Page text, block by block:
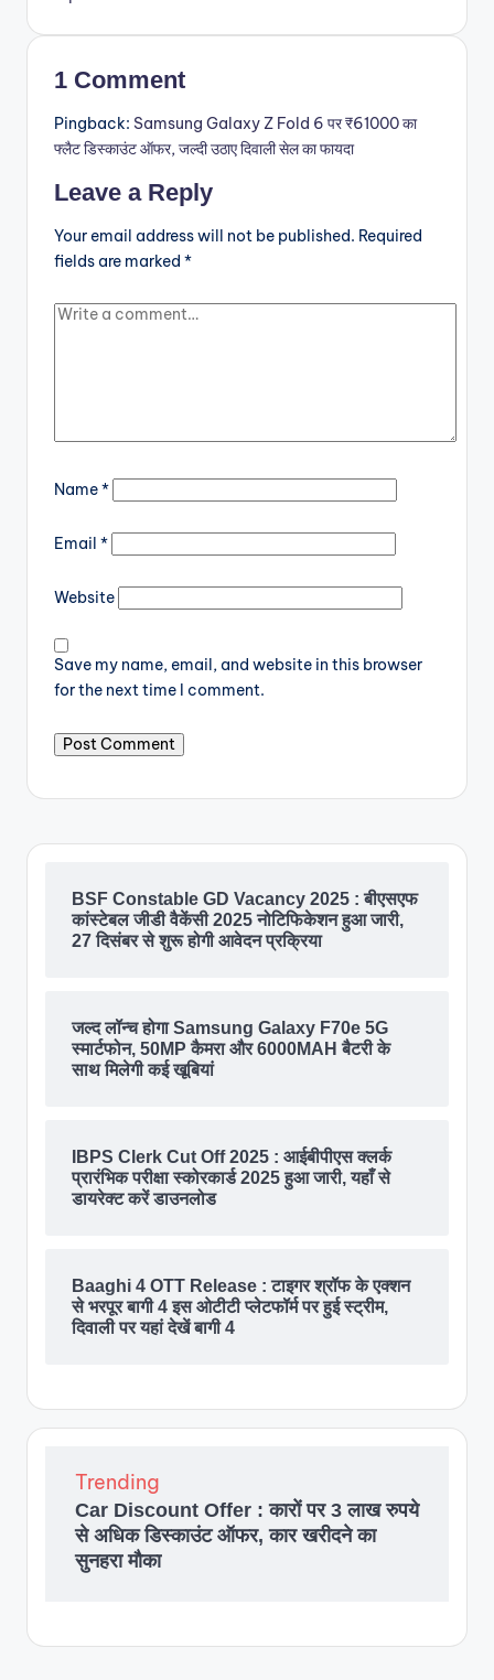
1 Comment
Pingback: Samsung Galaxy Z Fold 6 पर ₹61000 का
फ्लैट डिस्काउंट ऑफर, जल्दी उठाए दिवाली सेल का फायदा
Leave a Reply
Your email address will not be published. Required
fields are marked *
Name*
Email *
Website
Save my name, email, and website in this browser
for the next time I comment.
BSF Constable GD Vacancy 2025 : बीएसएफ
कांस्टेबल जीडी वैकेंसी 2025 नोटिफिकेशन हुआ जारी,
27 दिसंबर से शुरू होगी आवेदन प्रक्रिया
जल्द लॉन्च होगा Samsung Galaxy F70e 5G
स्मार्टफोन, 50MP कैमरा और 6000MAH बैटरी के
साथ मिलेगी कई खूबियां
IBPS Clerk Cut Off 2025 : आईबीपीएस क्लर्क
प्रारंभिक परीक्षा स्कोरकार्ड 2025 हुआ जारी, यहाँ से
डायरेक्ट करें डाउनलोड
Baaghi 4 OTT Release : टाइगर श्रॉफ के एक्शन
से भरपूर बागी 4 इस ओटीटी प्लेटफॉर्म पर हुई स्ट्रीम,
दिवाली पर यहां देखें बागी 4
Trending
Car Discount Offer : कारों पर 3 लाख रुपये
से अधिक डिस्काउंट ऑफर, कार खरीदने का
सुनहरा मौका